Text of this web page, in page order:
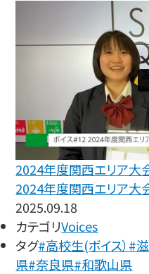
2024年度関西エリア大
2024年度関西エリア大
2025.09.18
カテゴリVoices
タグ#高校生(ボイス）#
県#奈良県#和歌山県